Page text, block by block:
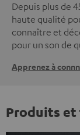
Depuis plus de
haute qualité
connaître et
pour un son de
Apprenez à
Produits